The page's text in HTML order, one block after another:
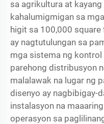
sa agrikultura at
kahalumigmigan sa
higit sa 100,000
ay nagtutulungan sa
mga sistema ng
parehong distribusyon
malalawak na lugar ng
disenyo ay nagbibigay-
instalasyon na
operasyon sa